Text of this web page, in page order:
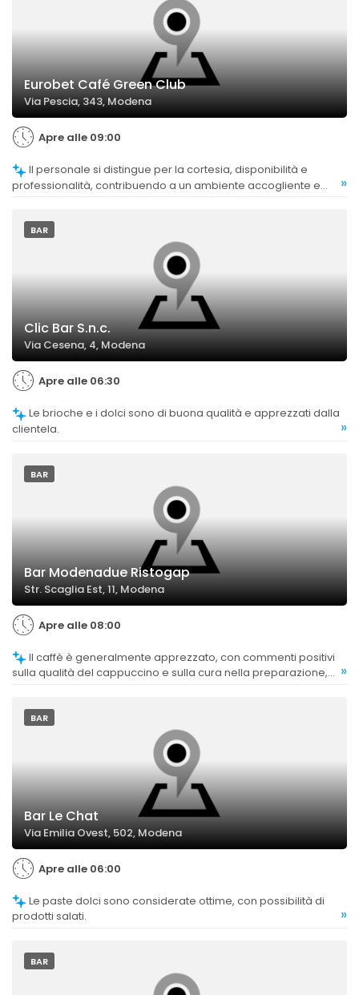
Eurobet Café Green Club
Via Pescia, 343, Modena
Apre alle 09:00
professionalità, contribuendo a un ambiente accogliente e
»
BAR
Clic Bar S.n.c.
Via Cesena, 4, Modena
Apre alle 06:30
clientela.
»
BAR
Bar Modenadue Ristogap
Str. Scaglia Est, 11, Modena
Apre alle 08:00
sulla qualità del cappuccino e sulla cura nella preparazione,
»
BAR
Bar Le Chat
Via Emilia Ovest, 502, Modena
Apre alle 06:00
prodotti salati.
»
BAR